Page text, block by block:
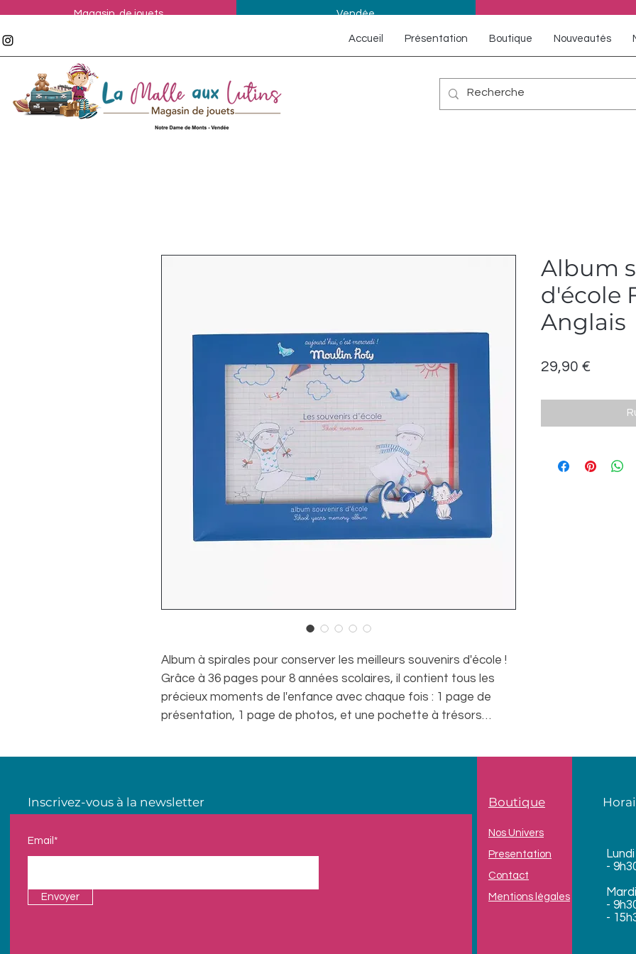
Magasin de jouets Vendée
Accueil Présentation Boutique Nouveautés
Album à spirales pour conserver les meilleurs souvenirs d'école !
Grâce à 36 pages pour 8 années scolaires, il contient tous les
précieux moments de l'enfance avec chaque fois : 1 page de
présentation, 1 page de photos, et une pochette à trésors…
Album
d'école
Anglais
29,90 €
Inscrivez-vous à la newsletter
Email*
Envoyer
Boutique
Nos Univers
Presentation
Contact
Mentions légales
-
-
-